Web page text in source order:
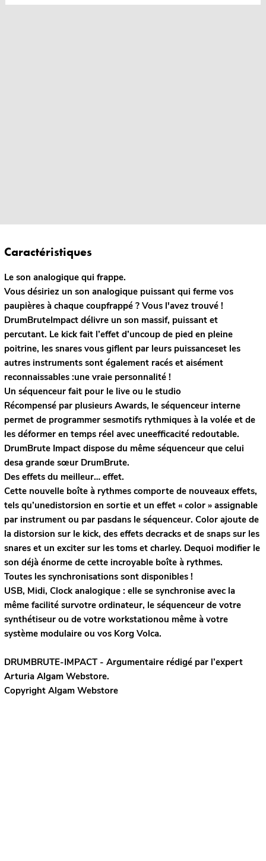
Caractéristiques
Le son analogique qui frappe.
Vous désiriez un son analogique puissant qui ferme vos
paupières à chaque coupfrappé ? Vous l'avez trouvé !
DrumBruteImpact délivre un son massif, puissant et
percutant. Le kick fait l’effet d’uncoup de pied en pleine
poitrine, les snares vous giflent par leurs puissanceset les
autres instruments sont également racés et aisément
reconnaissables :une vraie personnalité !
Un séquenceur fait pour le live ou le studio
Récompensé par plusieurs Awards, le séquenceur interne
permet de programmer sesmotifs rythmiques à la volée et de
les déformer en temps réel avec uneefficacité redoutable.
DrumBrute Impact dispose du même séquenceur que celui
desa grande sœur DrumBrute.
Des effets du meilleur… effet.
Cette nouvelle boîte à rythmes comporte de nouveaux effets,
tels qu’unedistorsion en sortie et un effet « color » assignable
par instrument ou par pasdans le séquenceur. Color ajoute de
la distorsion sur le kick, des effets decracks et de snaps sur les
snares et un exciter sur les toms et charley. Dequoi modifier le
son déjà énorme de cette incroyable boîte à rythmes.
Toutes les synchronisations sont disponibles !
USB, Midi, Clock analogique : elle se synchronise avec la
même facilité survotre ordinateur, le séquenceur de votre
synthétiseur ou de votre workstationou même à votre
système modulaire ou vos Korg Volca.
DRUMBRUTE-IMPACT - Argumentaire rédigé par l’expert
ArturiaAlgam Webstore.
Copyright Algam Webstore